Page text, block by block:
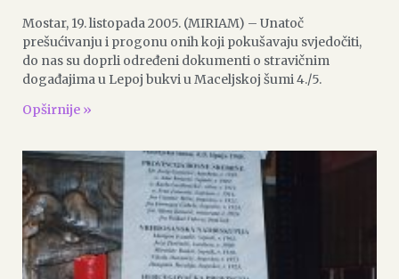
Mostar, 19. listopada 2005. (MIRIAM) – Unatoč
prešućivanju i progonu onih koji pokušavaju svjedočiti,
do nas su doprli određeni dokumenti o stravičnim
događajima u Lepoj bukvi u Maceljskoj šumi 4./5.
Opširnije »